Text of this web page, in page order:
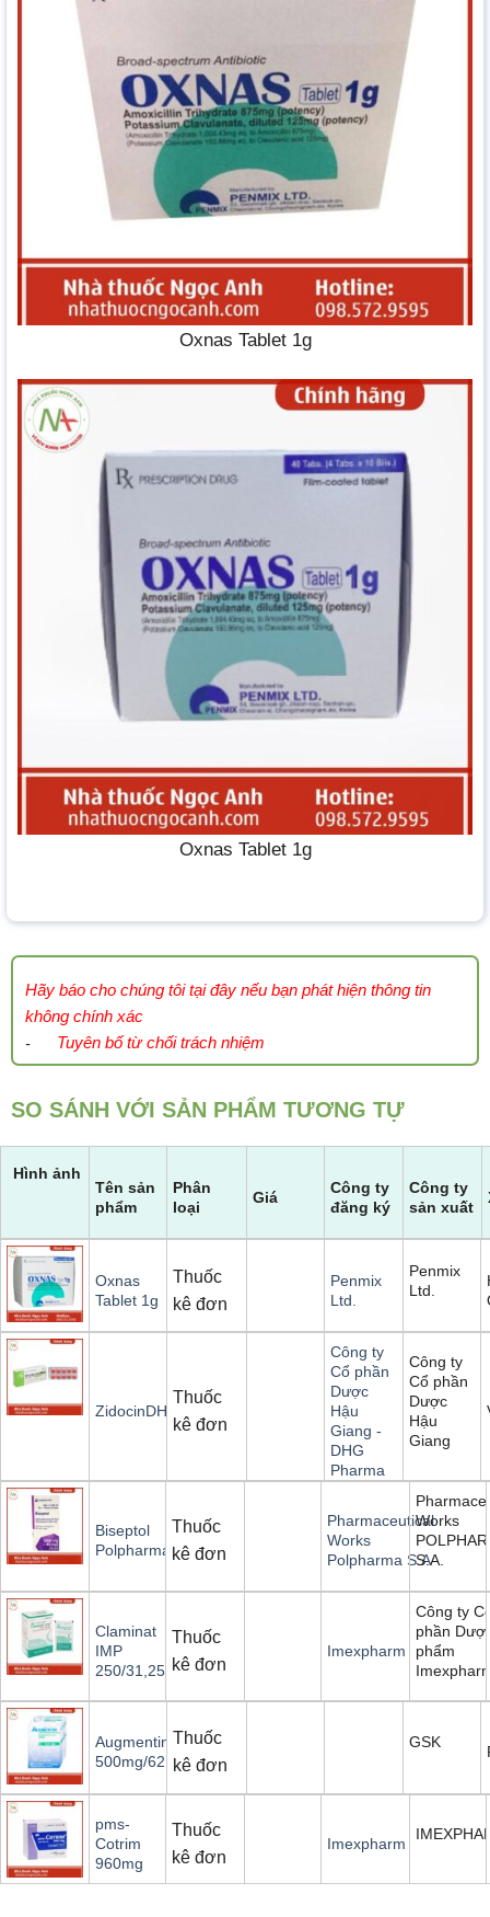
Oxnas Tablet 1g
Oxnas Tablet 1g
Hãy báo cho chúng tôi tại đây nếu bạn phát hiện thông tin
không chính xác
- Tuyên bố từ chối trách nhiệm
SO SÁNH VỚI SẢN PHẨM TƯƠNG TỰ
Hình ảnh
Tên sản
phẩm
Phân
loại
Giá
Công ty
đăng ký
Công ty
sản xuất
Oxnas
Tablet 1g
Thuốc
kê đơn
Penmix
Ltd.
Penmix
Ltd.
ZidocinDHG
Thuốc
kê đơn
Công ty
Cổ phần
Dược
Hậu
Giang -
DHG
Pharma
Công ty
Cổ phần
Dược
Hậu
Giang
Biseptol
Polpharma
Thuốc
kê đơn
Pharmaceutical
Works
Polpharma S.A
Works
S.A.
Claminat
IMP
250/31,25
Thuốc
kê đơn
Imexpharm
Công ty
phần
phẩm
Augmentin
500mg/62,5mg
Thuốc
kê đơn
GSK
pms-
Cotrim
960mg
Thuốc
kê đơn
Imexpharm